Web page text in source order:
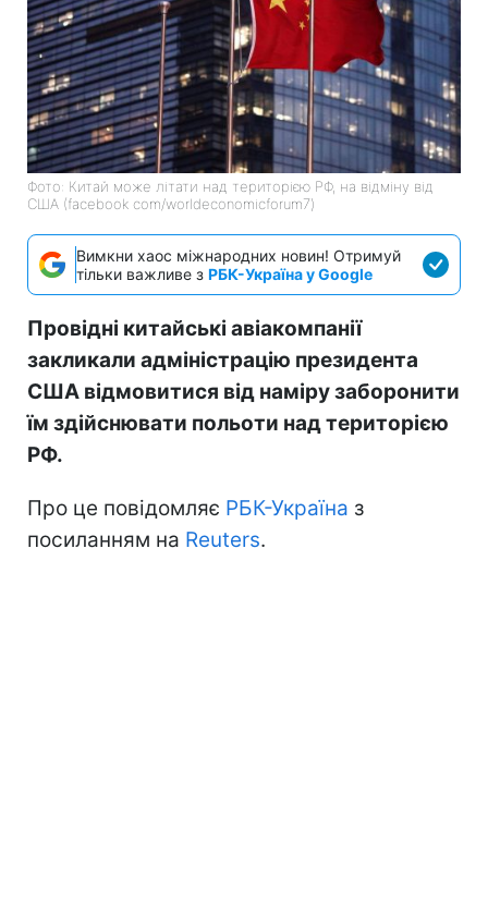
Фото: Китай може літати над територією РФ, на відміну від
США (facebook com/worldeconomicforum7)
Вимкни хаос міжнародних новин! Отримуй
тільки важливе з РБК-Україна у Google
Провідні китайські авіакомпанії
закликали адміністрацію президента
США відмовитися від наміру заборонити
їм здійснювати польоти над територією
РФ.
Про це повідомляє РБК-Україна з
посиланням на Reuters.